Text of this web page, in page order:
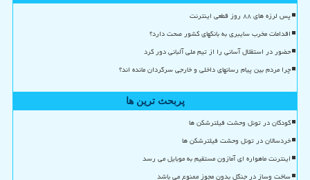
پس لرزه های ۸۸ روز قطعی اینترنت
اقدامات مخرب سایبری به بانکهای کشور صحت دارد؟
حضور در استقلال آسانی را از تیم ملی آلبانی دور کرد
چرا مردم بین پیام رسانهای داخلی و خارجی سرگردان مانده اند؟
پربحث ترین ها
کودکان در تونل وحشت فیلترشکن ها
خردسالان در تونل وحشت فیلترشکن ها
اینترنت ماهواره ای آمازون مستقیم به موبایل می رسد
ساخت وساز در جنگل بدون مجوز ممنوع می باشد